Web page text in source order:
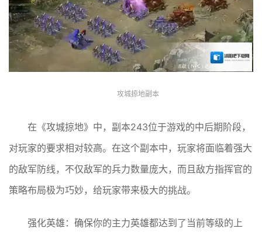
攻城掠地副本
在《攻城掠地》中，副本243位于游戏的中后期阶段，
对玩家的要求相对较高。在这个副本中，玩家将面临着强大
的敌军防线，不仅敌军的兵力数量庞大，而且敌方指挥官的
策略布局极为巧妙，给玩家带来极大的挑战。
强化英雄：确保你的主力英雄都达到了当前等级的上